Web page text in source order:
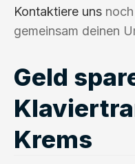
Kontaktiere uns
gemeinsam deinen
Geld
Krems